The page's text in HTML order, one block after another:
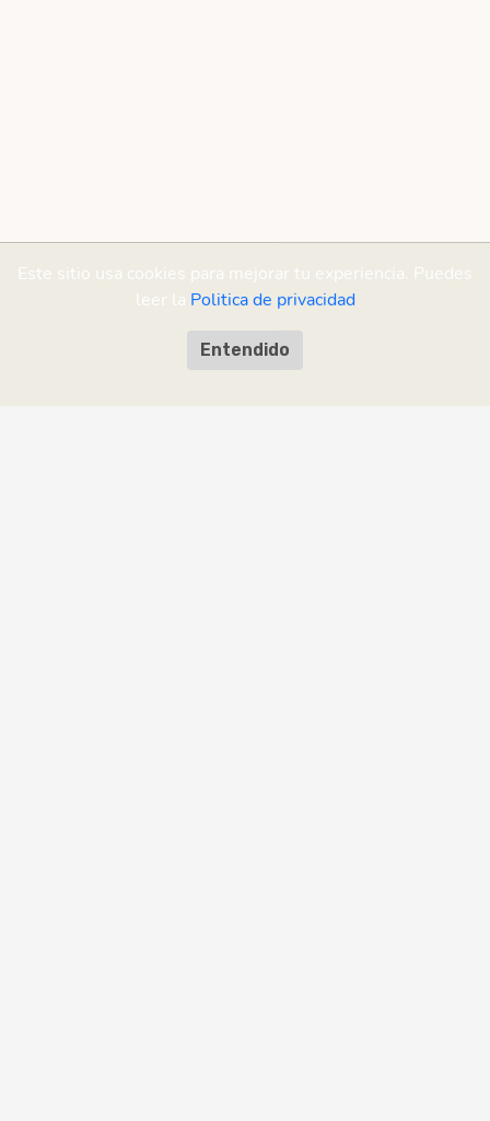
Este sitio usa cookies para mejorar tu experiencia. Puedes
leer la Politica de privacidad
Entendido